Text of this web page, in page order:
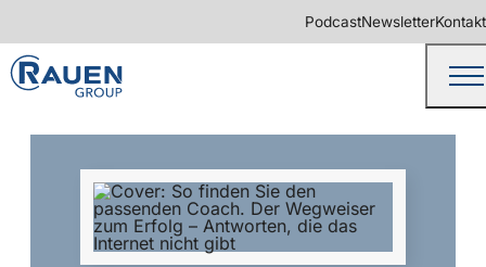
PodcastNewsletterKontakt